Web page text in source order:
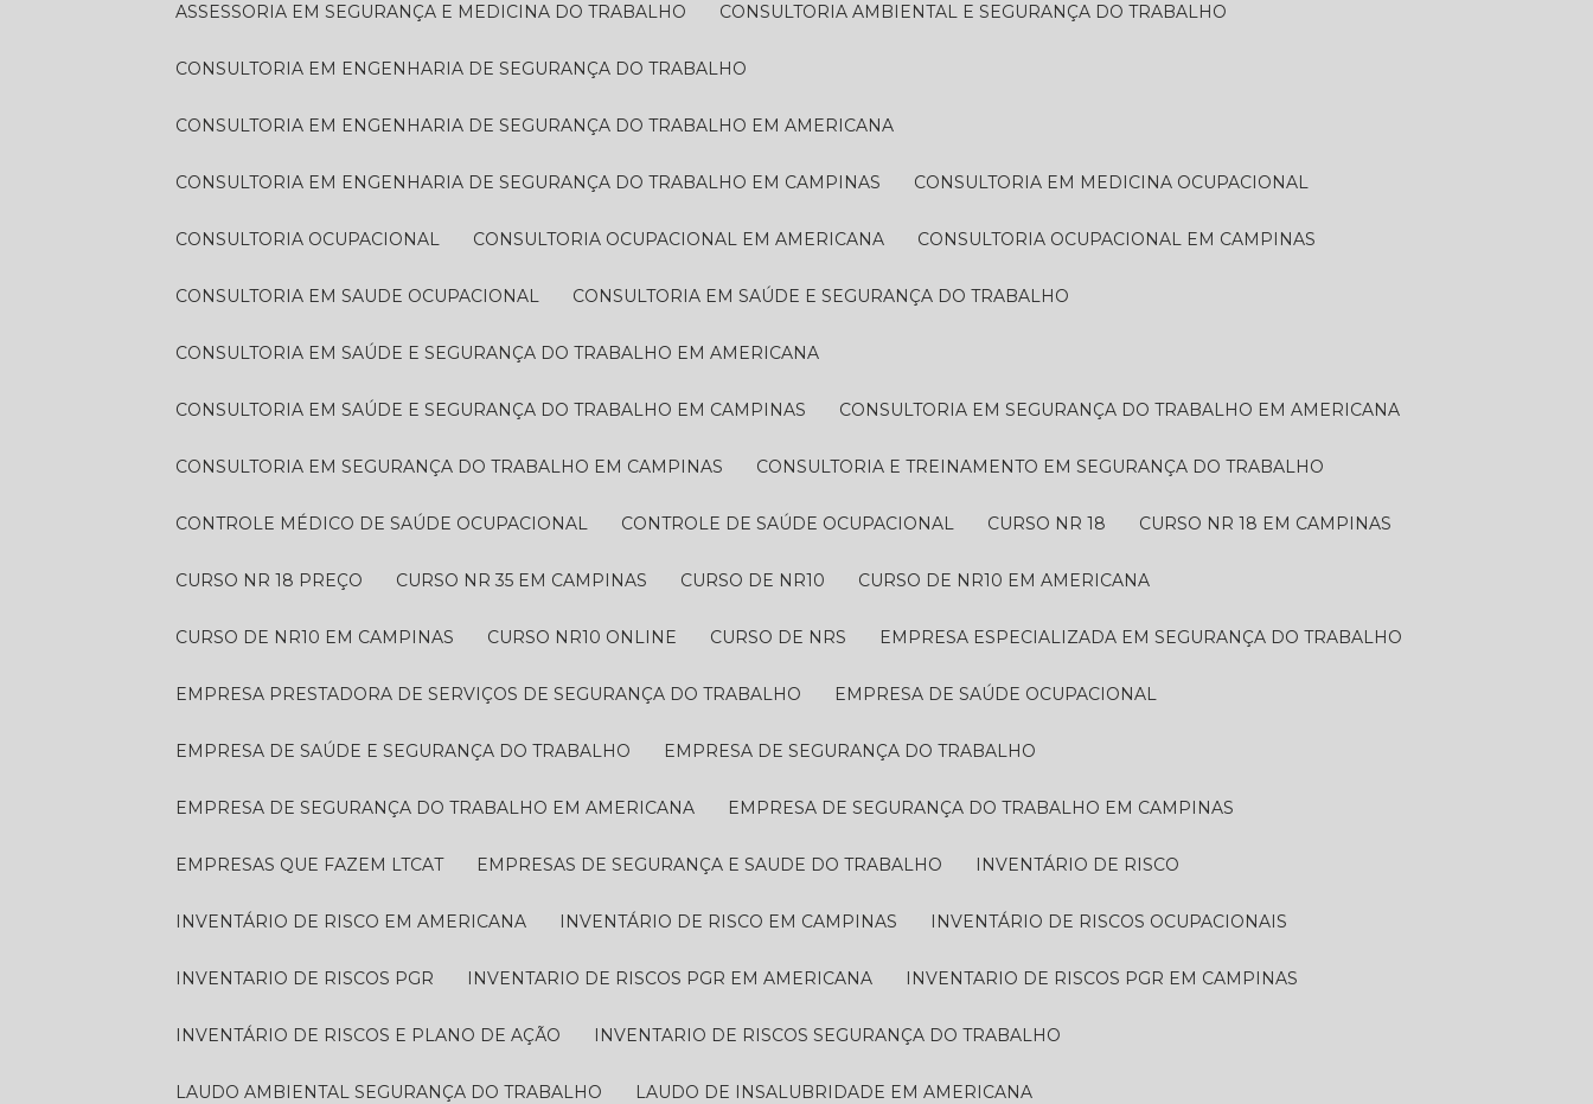
ASSESSORIA EM SEGURANÇA E MEDICINA DO TRABALHO CONSULTORIA AMBIENTAL E SEGURANÇA DO TRABALHO
CONSULTORIA EM ENGENHARIA DE SEGURANÇA DO TRABALHO
CONSULTORIA EM ENGENHARIA DE SEGURANÇA DO TRABALHO EM AMERICANA
CONSULTORIA EM ENGENHARIA DE SEGURANÇA DO TRABALHO EM CAMPINAS CONSULTORIA EM MEDICINA OCUPACIONAL
CONSULTORIA OCUPACIONAL CONSULTORIA OCUPACIONAL EM AMERICANA CONSULTORIA OCUPACIONAL EM CAMPINAS
CONSULTORIA EM SAUDE OCUPACIONAL CONSULTORIA EM SAÚDE E SEGURANÇA DO TRABALHO
CONSULTORIA EM SAÚDE E SEGURANÇA DO TRABALHO EM AMERICANA
CONSULTORIA EM SAÚDE E SEGURANÇA DO TRABALHO EM CAMPINAS CONSULTORIA EM SEGURANÇA DO TRABALHO EM AMERICANA
CONSULTORIA EM SEGURANÇA DO TRABALHO EM CAMPINAS CONSULTORIA E TREINAMENTO EM SEGURANÇA DO TRABALHO
CONTROLE MÉDICO DE SAÚDE OCUPACIONAL CONTROLE DE SAÚDE OCUPACIONAL CURSO NR 18 CURSO NR 18 EM CAMPINAS
CURSO NR 18 PREÇO CURSO NR 35 EM CAMPINAS CURSO DE NR10 CURSO DE NR10 EM AMERICANA
CURSO DE NR10 EM CAMPINAS CURSO NR10 ONLINE CURSO DE NRS EMPRESA ESPECIALIZADA EM SEGURANÇA DO TRABALHO
EMPRESA PRESTADORA DE SERVIÇOS DE SEGURANÇA DO TRABALHO EMPRESA DE SAÚDE OCUPACIONAL
EMPRESA DE SAÚDE E SEGURANÇA DO TRABALHO EMPRESA DE SEGURANÇA DO TRABALHO
EMPRESA DE SEGURANÇA DO TRABALHO EM AMERICANA EMPRESA DE SEGURANÇA DO TRABALHO EM CAMPINAS
EMPRESAS QUE FAZEM LTCAT EMPRESAS DE SEGURANÇA E SAUDE DO TRABALHO INVENTÁRIO DE RISCO
INVENTÁRIO DE RISCO EM AMERICANA INVENTÁRIO DE RISCO EM CAMPINAS INVENTÁRIO DE RISCOS OCUPACIONAIS
INVENTARIO DE RISCOS PGR INVENTARIO DE RISCOS PGR EM AMERICANA INVENTARIO DE RISCOS PGR EM CAMPINAS
INVENTÁRIO DE RISCOS E PLANO DE AÇÃO INVENTARIO DE RISCOS SEGURANÇA DO TRABALHO
LAUDO AMBIENTAL SEGURANÇA DO TRABALHO LAUDO DE INSALUBRIDADE EM AMERICANA